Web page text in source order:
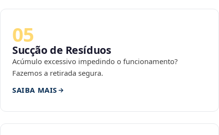
05
Sucção de Resíduos
Acúmulo excessivo impedindo o funcionamento?
Fazemos a retirada segura.
SAIBA MAIS